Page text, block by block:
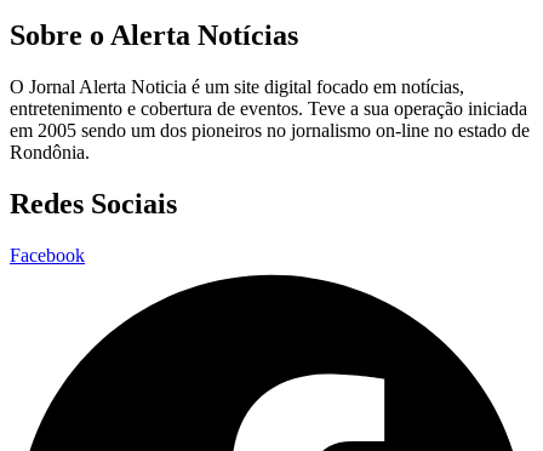
Sobre o Alerta Notícias
O Jornal Alerta Noticia é um site digital focado em notícias,
entretenimento e cobertura de eventos. Teve a sua operação iniciada
em 2005 sendo um dos pioneiros no jornalismo on-line no estado de
Rondônia.
Redes Sociais
Facebook